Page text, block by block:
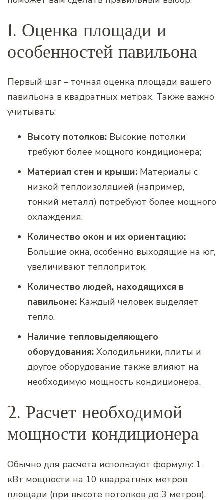
1. Оценка площади и
особенностей павильона
Первый шаг – точная оценка площади вашего
павильона в квадратных метрах. Также важно
учитывать:
Высоту потолков: Высокие потолки
требуют более мощного кондиционера;
Материал стен и крыши: Материалы с
низкой теплоизоляцией (например,
тонкий металл) потребуют более мощного
охлаждения.
Количество окон и их ориентацию:
Большие окна, особенно выходящие на юг,
увеличивают теплоприток.
Количество людей, находящихся в
павильоне: Каждый человек выделяет
тепло.
Наличие тепловыделяющего
оборудования: Холодильники, плиты и
другое оборудование также влияют на
необходимую мощность кондиционера.
2. Расчет необходимой
мощности кондиционера
Обычно для расчета используют формулу: 1
кВт мощности на 10 квадратных метров
площади (при высоте потолков до 3 метров).